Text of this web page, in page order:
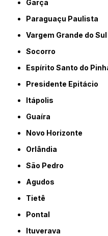
Garça
Paraguaçu Paulista
Vargem Grande do Sul
Socorro
Espírito Santo do
Presidente Epitácio
Itápolis
Guaíra
Novo Horizonte
Orlândia
São Pedro
Agudos
Tietê
Pontal
Ituverava